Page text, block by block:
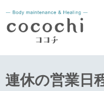
連休の営業日